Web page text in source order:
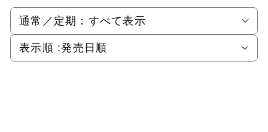
通常／定期： すべて表示
表示順 :発売日順